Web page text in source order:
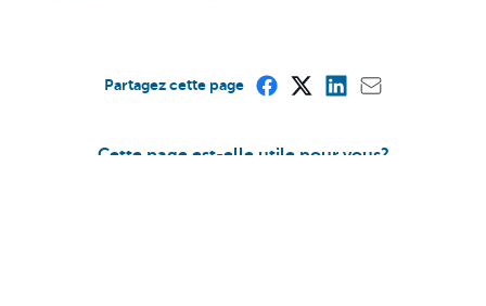
Cette page est-elle utile pour vous?
Partagez cette page